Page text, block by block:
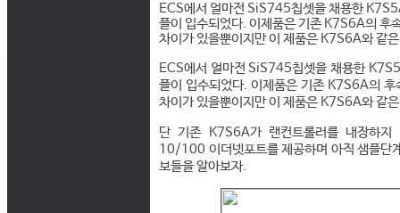
ECS에서 얼마전 SiS745칩셋을 채용한
플이 입수되었다. 이제품은 기존 K7S6A의
차이가 있을뿐이지만 이 제품은 K7S6A와 같
ECS에서 얼마전 SiS745칩셋을 채용한
플이 입수되었다. 이제품은 기존 K7S6A의
차이가 있을뿐이지만 이 제품은 K7S6A와 같
단 기존 K7S6A가 랜컨트롤러를 내장하
10/100 이더넷포트를 제공하며 아직 샘플단
보들을 알아보자.